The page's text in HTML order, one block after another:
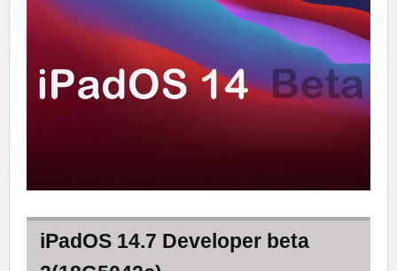
iPadOS 14.7 Developer beta